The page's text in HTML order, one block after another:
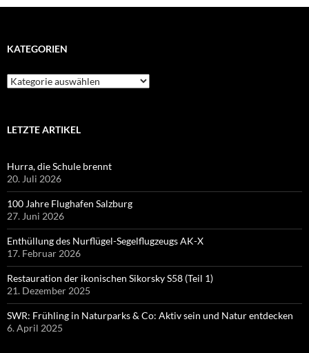
KATEGORIEN
Kategorien
LETZTE ARTIKEL
Hurra, die Schule brennt
20. Juli 2026
100 Jahre Flughafen Salzburg
27. Juni 2026
Enthüllung des Nurflügel-Segelflugzeugs AK-X
17. Februar 2026
Restauration der ikonischen Sikorsky S58 (Teil 1)
21. Dezember 2025
SWR: Frühling in Naturparks & Co: Aktiv sein und Natur entdecken
6. April 2025